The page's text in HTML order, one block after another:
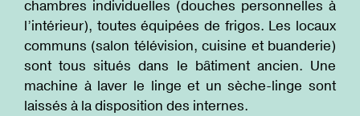
chambres individuelles (douches personnelles à
l’intérieur), toutes équipées de frigos. Les locaux
communs (salon télévision, cuisine et buanderie)
sont tous situés dans le bâtiment ancien. Une
machine à laver le linge et un sèche-linge sont
laissés à la disposition des internes.